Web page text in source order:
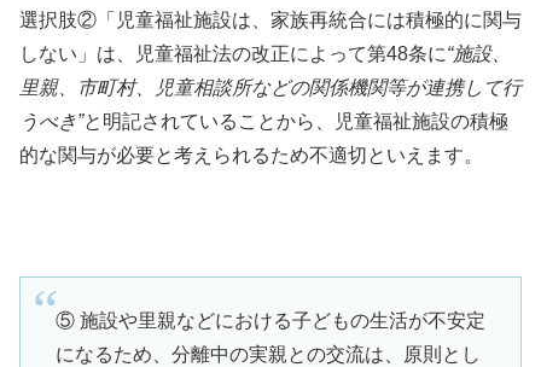
選択肢②「児童福祉施設は、家族再統合には積極的に関与
しない」は、児童福祉法の改正によって第48条に“施設、
里親、市町村、児童相談所などの関係機関等が連携して行
うべき”と明記されていることから、児童福祉施設の積極
的な関与が必要と考えられるため不適切といえます。
⑤ 施設や里親などにおける子どもの生活が不安定
になるため、分離中の実親との交流は、原則とし